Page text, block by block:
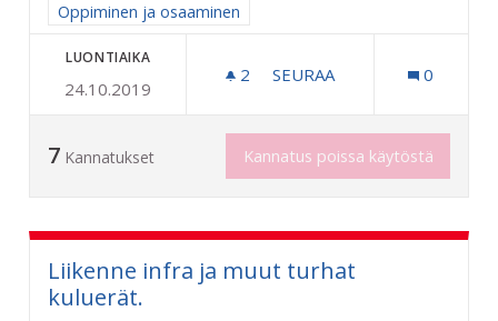
Rajaa tulokset aihepiirin mukaan: Oppiminen ja osaaminen
Oppiminen ja osaaminen
LUONTIAIKA
24.10.2019
2 2 SEURAAJAA
SEURAA 0
7 Kannatukset Kannatus poissa käytöstä
Liikenne infra ja muut turhat
kuluerät.